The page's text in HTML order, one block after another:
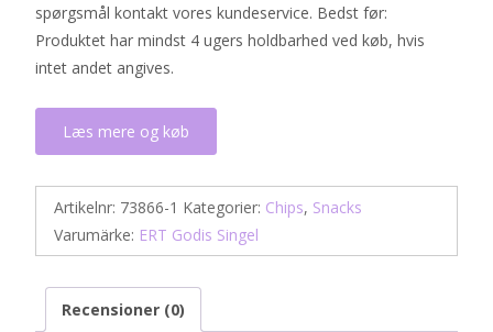
spørgsmål kontakt vores kundeservice. Bedst før:
Produktet har mindst 4 ugers holdbarhed ved køb, hvis
intet andet angives.
Læs mere og køb
Artikelnr: 73866-1 Kategorier: Chips, Snacks
Varumärke: ERT Godis Singel
Recensioner (0)